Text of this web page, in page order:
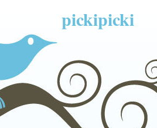
pickipicki